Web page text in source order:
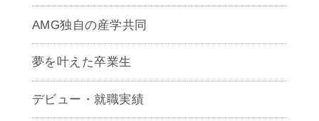
AMG独自の産学共同
夢を叶えた卒業生
デビュー・就職実績